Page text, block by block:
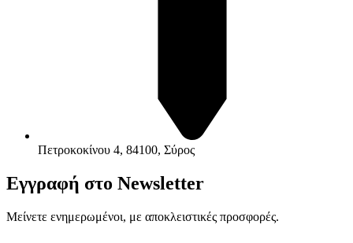
Πετροκοκίνου 4, 84100, Σύρος
Εγγραφή στο Newsletter
Μείνετε ενημερωμένοι, με αποκλειστικές προσφορές.